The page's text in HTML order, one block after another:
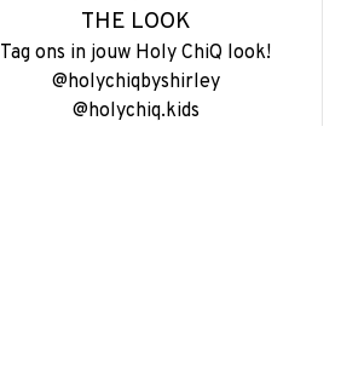
THE LOOK
Tag ons in jouw Holy ChiQ look!
@holychiqbyshirley
@holychiq.kids